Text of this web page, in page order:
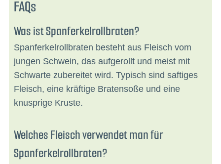
FAQs
Was ist Spanferkelrollbraten?
Spanferkelrollbraten besteht aus Fleisch vom
jungen Schwein, das aufgerollt und meist mit
Schwarte zubereitet wird. Typisch sind saftiges
Fleisch, eine kräftige Bratensoße und eine
knusprige Kruste.
Welches Fleisch verwendet man für
Spanferkelrollbraten?